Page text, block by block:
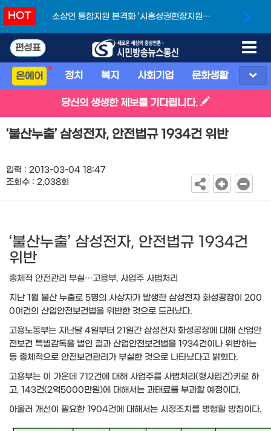
HOT
소상인 통합지원 본격화 ‘시흥상권현장지원단’
편성표
온에어 정치 복지 사회기업 문화생활 스포
당신의 생생한 제보를 기다립니다.
‘불산누출’ 삼성전자, 안전법규 1934건 위반
입력 : 2013-03-04 18:47
조회수 : 2,038회
‘불산누출’ 삼성전자, 안전법규 1934건
위반
총체적 안전관리 부실…고용부, 사업주 사법처리
지난 1월 불산 누출로 5명의 사상자가 발생한 삼성전자 화성공장이 200
0여건의 산업안전보건법을 위반한 것으로 드러났다.
고용노동부는 지난달 4일부터 21일간 삼성전자 화성공장에 대해 산업안
전보건 특별감독을 벌인 결과 산업안전보건법을 1934건이나 위반하는
등 총체적으로 안전보건관리가 부실한 것으로 나타났다고 밝혔다.
고용부는 이 가운데 712건에 대해 사업주를 사법처리(형사입건)키로 하
고, 143건(2억5000만원)에 대해서는 과태료를 부과할 예정이다.
아울러 개선이 필요한 1904건에 대해서는 시정조치를 병행할 방침이다.